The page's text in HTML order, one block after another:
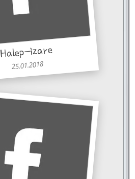
Halep-izare
25.01.2018